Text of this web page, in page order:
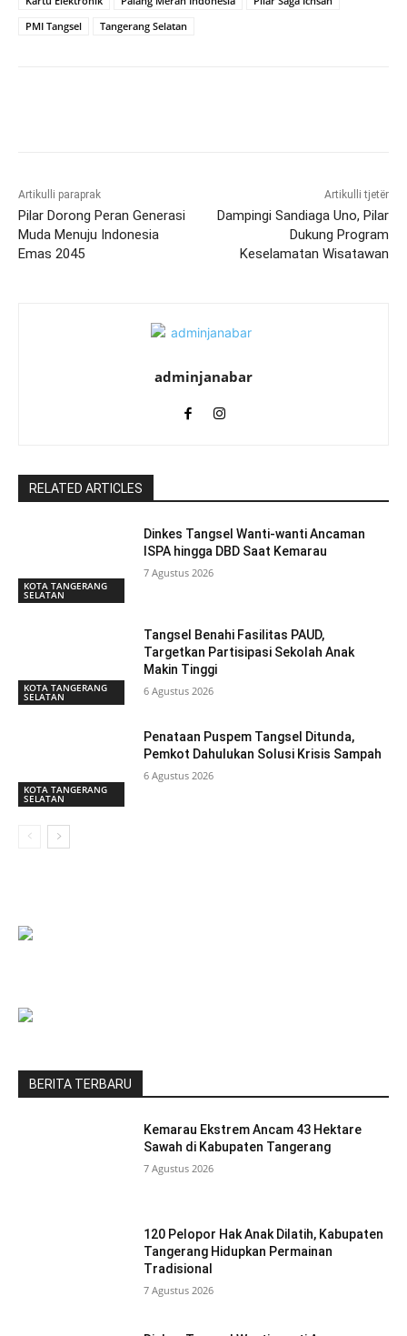
PMI Tangsel
Tangerang Selatan
Artikulli paraprak
Pilar Dorong Peran Generasi
Muda Menuju Indonesia
Emas 2045
Artikulli tjetër
Dampingi Sandiaga Uno, Pilar
Dukung Program
Keselamatan Wisatawan
adminjanabar
RELATED ARTICLES
KOTA TANGERANG
SELATAN
Dinkes Tangsel Wanti-wanti Ancaman
ISPA hingga DBD Saat Kemarau
7 Agustus 2026
KOTA TANGERANG
SELATAN
Tangsel Benahi Fasilitas PAUD,
Targetkan Partisipasi Sekolah Anak
Makin Tinggi
6 Agustus 2026
KOTA TANGERANG
SELATAN
Penataan Puspem Tangsel Ditunda,
Pemkot Dahulukan Solusi Krisis Sampah
6 Agustus 2026
BERITA TERBARU
Kemarau Ekstrem Ancam 43 Hektare
Sawah di Kabupaten Tangerang
7 Agustus 2026
120 Pelopor Hak Anak Dilatih, Kabupaten
Tangerang Hidupkan Permainan
Tradisional
7 Agustus 2026